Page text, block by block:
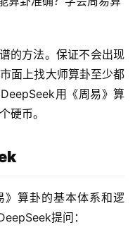
的方法。保证不会出现
面上找大师算卦至少都
用《周易》算
硬币。
》算卦的基本体系和逻
提问：